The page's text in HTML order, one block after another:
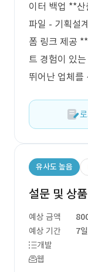
이터 백업 **
파일 - 기획설
폼 링크 제공
트 경험이 있
뛰어난 업체를
유사도 높음
설문 및 상
예상 금액
예상 기간
7일
개발
웹